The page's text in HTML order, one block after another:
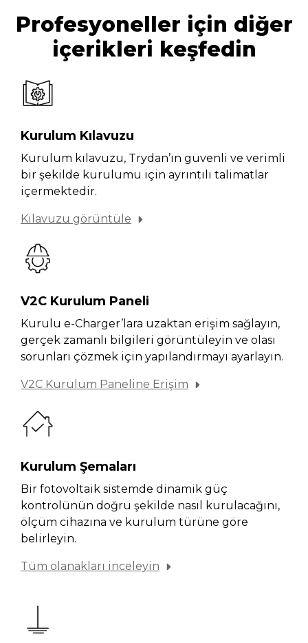
Profesyoneller için diğer
içerikleri keşfedin
Kurulum Kılavuzu
Kurulum kılavuzu, Trydan’ın güvenli ve verimli
bir şekilde kurulumu için ayrıntılı talimatlar
içermektedir.
Kılavuzu görüntüle
V2C Kurulum Paneli
Kurulu e-Charger’lara uzaktan erişim sağlayın,
gerçek zamanlı bilgileri görüntüleyin ve olası
sorunları çözmek için yapılandırmayı ayarlayın.
V2C Kurulum Paneline Erişim
Kurulum Şemaları
Bir fotovoltaik sistemde dinamik güç
kontrolünün doğru şekilde nasıl kurulacağını,
ölçüm cihazına ve kurulum türüne göre
belirleyin.
Tüm olanakları inceleyin